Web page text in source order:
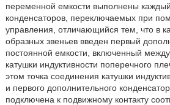
переменной емкости выполнены
конденсаторов, переключаемых при
управления, отличающийся тем, что в
образных звеньев введен первый
постоянной емкости, включенный
катушки индуктивности поперечного
этом точка соединения катушки
и первого дополнительного
подключена к подвижному контакту